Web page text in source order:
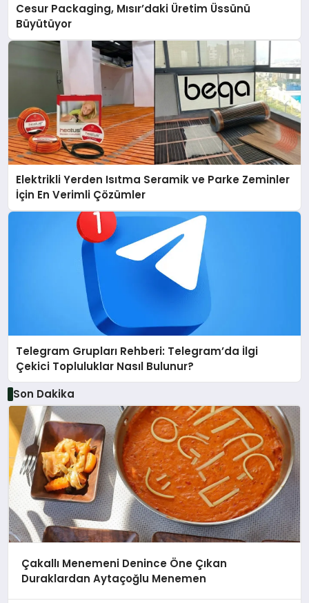
Cesur Packaging, Mısır’daki Üretim Üssünü
Büyütüyor
Elektrikli Yerden Isıtma Seramik ve Parke Zeminler
İçin En Verimli Çözümler
Telegram Grupları Rehberi: Telegram’da İlgi
Çekici Topluluklar Nasıl Bulunur?
Son Dakika
Çakallı Menemeni Denince Öne Çıkan
Duraklardan Aytaçoğlu Menemen